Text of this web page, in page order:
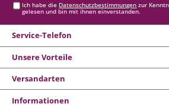
Ich habe die Datenschutzbestimmungen zur
gelesen und bin mit ihnen einverstanden.
Service-Telefon
Unsere Vorteile
Versandarten
Informationen